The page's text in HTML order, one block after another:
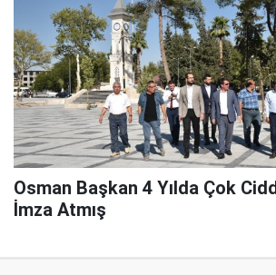
Osman Başkan 4 Yılda Çok
İmza Atmış